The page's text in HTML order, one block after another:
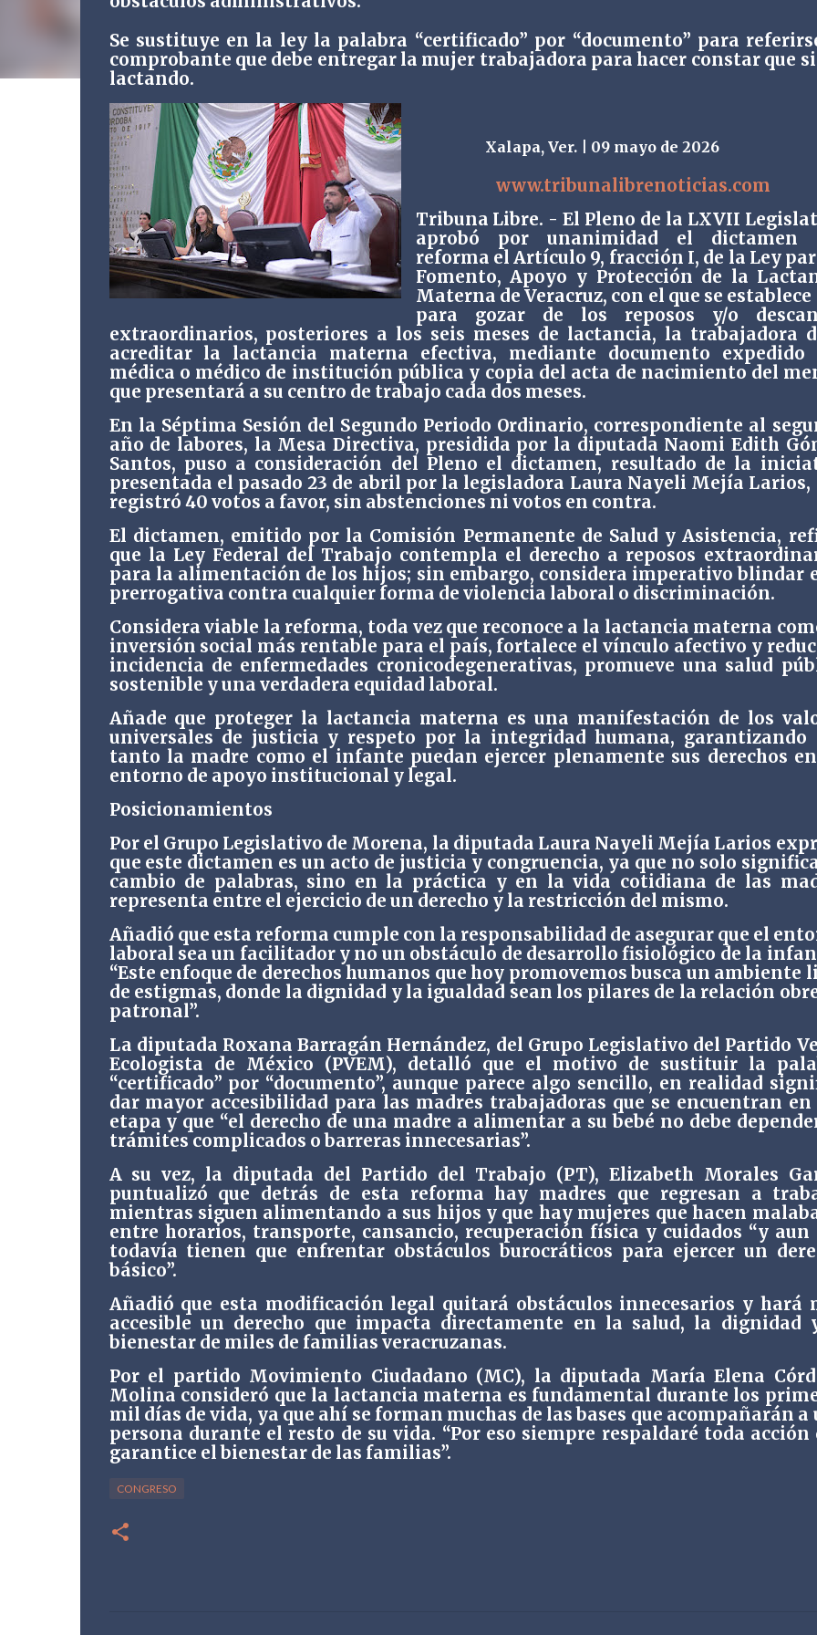
Se sustituye en la ley la palabra “certificado” por “documento” para
comprobante que debe entregar la mujer trabajadora para hacer constar que
lactando.
Xalapa, Ver. | 09 mayo de 2026
www.tribunalibrenoticias.com
Tribuna Libre. - El Pleno de la LXVII
aprobó por unanimidad el dictamen
reforma el Artículo 9, fracción I, de la Ley
Fomento, Apoyo y Protección de la
Materna de Veracruz, con el que se establece
para gozar de los reposos y/o
extraordinarios, posteriores a los seis meses de lactancia, la trabajadora
acreditar la lactancia materna efectiva, mediante documento expedido
médica o médico de institución pública y copia del acta de nacimiento del
que presentará a su centro de trabajo cada dos meses.
En la Séptima Sesión del Segundo Periodo Ordinario, correspondiente al
año de labores, la Mesa Directiva, presidida por la diputada Naomi Edith
Santos, puso a consideración del Pleno el dictamen, resultado de la
presentada el pasado 23 de abril por la legisladora Laura Nayeli Mejía Larios,
registró 40 votos a favor, sin abstenciones ni votos en contra.
El dictamen, emitido por la Comisión Permanente de Salud y Asistencia,
que la Ley Federal del Trabajo contempla el derecho a reposos
para la alimentación de los hijos; sin embargo, considera imperativo blindar
prerrogativa contra cualquier forma de violencia laboral o discriminación.
Considera viable la reforma, toda vez que reconoce a la lactancia materna
inversión social más rentable para el país, fortalece el vínculo afectivo y
incidencia de enfermedades cronicodegenerativas, promueve una salud
sostenible y una verdadera equidad laboral.
Añade que proteger la lactancia materna es una manifestación de los
universales de justicia y respeto por la integridad humana, garantizando
tanto la madre como el infante puedan ejercer plenamente sus derechos
entorno de apoyo institucional y legal.
Posicionamientos
Por el Grupo Legislativo de Morena, la diputada Laura Nayeli Mejía Larios
que este dictamen es un acto de justicia y congruencia, ya que no solo
cambio de palabras, sino en la práctica y en la vida cotidiana de las
representa entre el ejercicio de un derecho y la restricción del mismo.
Añadió que esta reforma cumple con la responsabilidad de asegurar que el
laboral sea un facilitador y no un obstáculo de desarrollo fisiológico de la
“Este enfoque de derechos humanos que hoy promovemos busca un ambiente
de estigmas, donde la dignidad y la igualdad sean los pilares de la relación
patronal”.
La diputada Roxana Barragán Hernández, del Grupo Legislativo del Partido
Ecologista de México (PVEM), detalló que el motivo de sustituir la
“certificado” por “documento”, aunque parece algo sencillo, en realidad
dar mayor accesibilidad para las madres trabajadoras que se encuentran en
etapa y que “el derecho de una madre a alimentar a su bebé no debe
trámites complicados o barreras innecesarias”.
A su vez, la diputada del Partido del Trabajo (PT), Elizabeth Morales
puntualizó que detrás de esta reforma hay madres que regresan a
mientras siguen alimentando a sus hijos y que hay mujeres que hacen
entre horarios, transporte, cansancio, recuperación física y cuidados “y aun
todavía tienen que enfrentar obstáculos burocráticos para ejercer un
básico”.
Añadió que esta modificación legal quitará obstáculos innecesarios y hará
accesible un derecho que impacta directamente en la salud, la dignidad
bienestar de miles de familias veracruzanas.
Por el partido Movimiento Ciudadano (MC), la diputada María Elena
Molina consideró que la lactancia materna es fundamental durante los
mil días de vida, ya que ahí se forman muchas de las bases que acompañarán a
persona durante el resto de su vida. “Por eso siempre respaldaré toda acción
garantice el bienestar de las familias”.
CONGRESO